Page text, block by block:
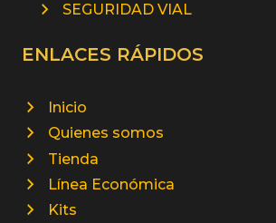
SEGURIDAD VIAL
ENLACES RÁPIDOS
Inicio
Quienes somos
Tienda
Línea Económica
Kits